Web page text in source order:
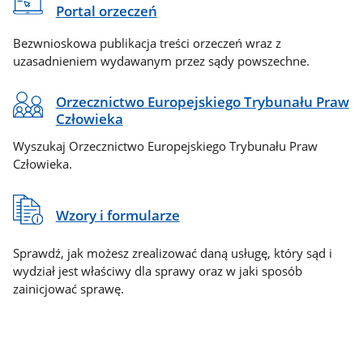
Portal orzeczeń
Bezwnioskowa publikacja treści orzeczeń wraz z
uzasadnieniem wydawanym przez sądy powszechne.
Orzecznictwo Europejskiego Trybunału Praw
Człowieka
Wyszukaj Orzecznictwo Europejskiego Trybunału Praw
Człowieka.
Wzory i formularze
Sprawdź, jak możesz zrealizować daną usługę, który sąd i
wydział jest właściwy dla sprawy oraz w jaki sposób
zainicjować sprawę.